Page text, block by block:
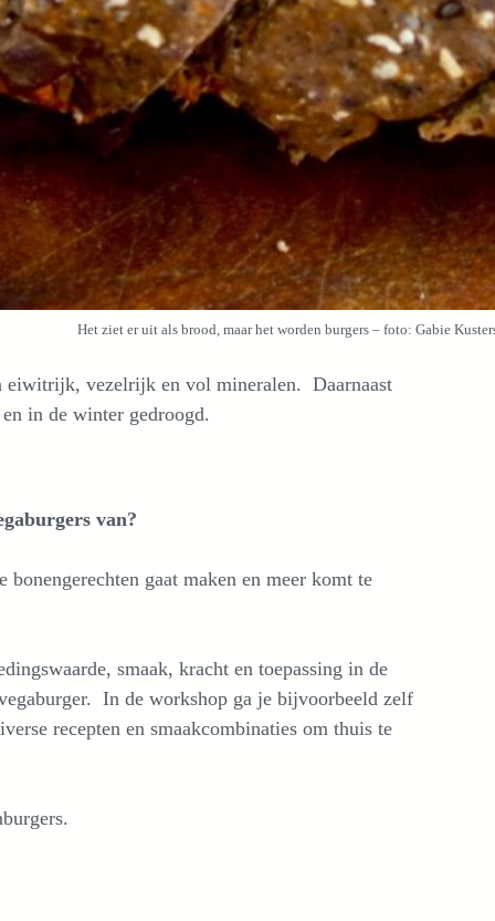
Het ziet er uit als brood, maar het worden burgers – foto: Gabie
eiwitrijk, vezelrijk en vol mineralen. Daarnaast
in de winter gedroogd.
van?
gaat maken en meer komt te
smaak, kracht en toepassing in de
In de workshop ga je bijvoorbeeld zelf
recepten en smaakcombinaties om thuis te